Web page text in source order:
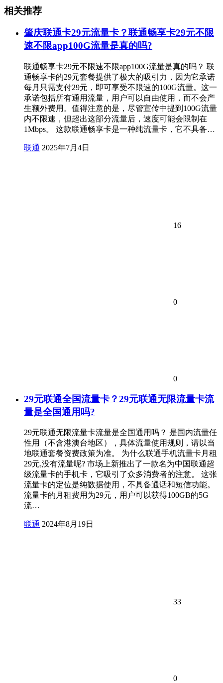
相关推荐
肇庆联通卡29元流量卡？联通畅享卡29元不限
速不限app100G流量是真的吗?
联通畅享卡29元不限速不限app100G流量是真的吗？ 联
通畅享卡的29元套餐提供了极大的吸引力，因为它承诺
每月只需支付29元，即可享受不限速的100G流量。这一
承诺包括所有通用流量，用户可以自由使用，而不会产
生额外费用。值得注意的是，尽管宣传中提到100G流量
内不限速，但超出这部分流量后，速度可能会限制在
1Mbps。 这款联通畅享卡是一种纯流量卡，它不具备…
联通 2025年7月4日
16
0
0
29元联通全国流量卡？29元联通无限流量卡流
量是全国通用吗?
29元联通无限流量卡流量是全国通用吗？ 是国内流量任
性用（不含港澳台地区），具体流量使用规则，请以当
地联通套餐资费政策为准。 为什么联通手机流量卡月租
29元,没有流量呢? 市场上新推出了一款名为中国联通超
级流量卡的手机卡，它吸引了众多消费者的注意。 这张
流量卡的定位是纯数据使用，不具备通话和短信功能。
流量卡的月租费用为29元，用户可以获得100GB的5G
流…
联通 2024年8月19日
33
0